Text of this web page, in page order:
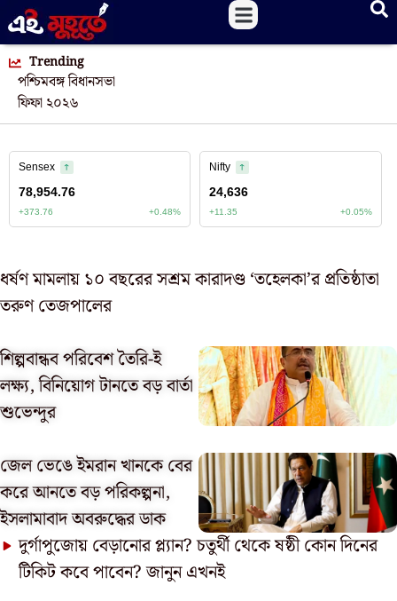
Trending
পশ্চিমবঙ্গ বিধানসভা
ফিফা ২০২৬
ধর্ষণ মামলায় ১০ বছরের সশ্রম কারাদণ্ড ‘তহেলকা’র প্রতিষ্ঠাতা
তরুণ তেজপালের
শিল্পবান্ধব পরিবেশ তৈরি-ই
লক্ষ্য, বিনিয়োগ টানতে বড় বার্তা
শুভেন্দুর
জেল ভেঙে ইমরান খানকে বের
করে আনতে বড় পরিকল্পনা,
ইসলামাবাদ অবরুদ্ধের ডাক
দুর্গাপুজোয় বেড়ানোর প্ল্যান? চতুর্থী থেকে ষষ্ঠী কোন দিনের
টিকিট কবে পাবেন? জানুন এখনই